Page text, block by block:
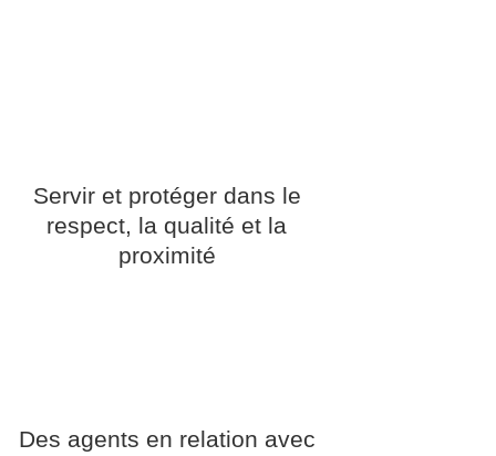
Servir et protéger dans le
respect, la qualité et la
proximité
Des agents en relation avec